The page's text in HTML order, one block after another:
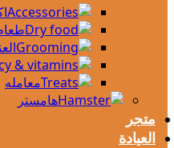
معامله
هامستر
متجر
العيادة